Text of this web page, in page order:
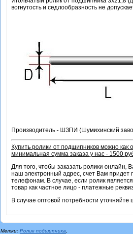
вогнутость и седлообразность не
Производитель - ШЗПИ (Шумихинский
Купить ролики от подшипников можно
минимальная сумма заказа у нас - 1500
Для того, чтобы заказать ролики онлайн,
наш электронный адрес, счет Вам придет
телефонам. В случае, если ролик
товар как частное лицо - платежные
В случае оптовой потребности
Метки: Ролик подшипника